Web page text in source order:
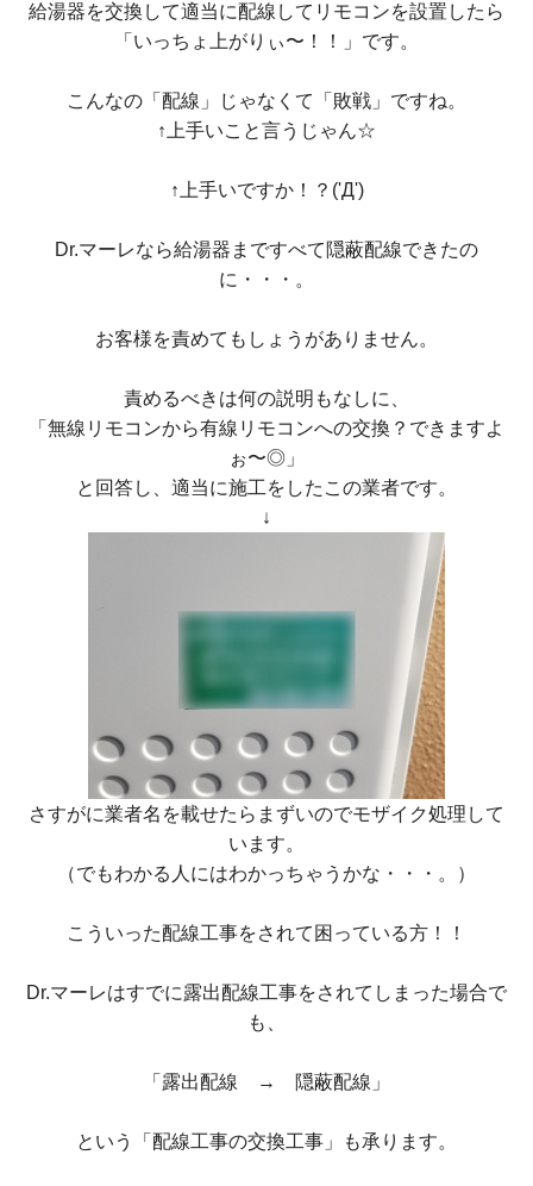
給湯器を交換して適当に配線してリモコンを設置したら
「いっちょ上がりぃ〜！！」です。
こんなの「配線」じゃなくて「敗戦」ですね。
↑上手いこと言うじゃん☆
↑上手いですか！？('Д')
Dr.マーレなら給湯器まですべて隠蔽配線できたの
に・・・。
お客様を責めてもしょうがありません。
責めるべきは何の説明もなしに、
「無線リモコンから有線リモコンへの交換？できますよ
ぉ〜◎」
と回答し、適当に施工をしたこの業者です。
↓
さすがに業者名を載せたらまずいのでモザイク処理して
います。
（でもわかる人にはわかっちゃうかな・・・。）
こういった配線工事をされて困っている方！！
Dr.マーレはすでに露出配線工事をされてしまった場合で
も、
「露出配線 → 隠蔽配線」
という「配線工事の交換工事」も承ります。